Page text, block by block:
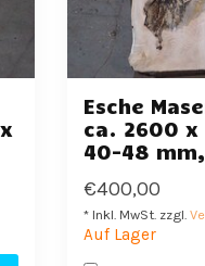
Esche
ca. 2600 x
40-48 mm,
€400,00
* Inkl. MwSt. zzgl.
Auf Lager